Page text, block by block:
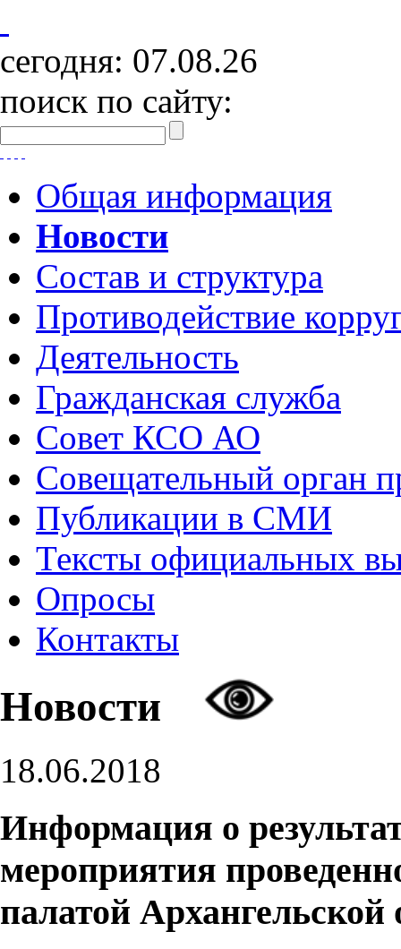
сегодня: 07.08.26
поиск по сайту:
Общая информация
Новости
Состав и структура
Противодействие
Деятельность
Гражданская служба
Совет КСО АО
Совещательный орган
Публикации в СМИ
Тексты официальных
Опросы
Контакты
Новости
18.06.2018
Информация о
мероприятия
палатой Архангельской